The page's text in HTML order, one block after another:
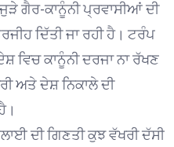
ਗੈਰ-ਕਾਨੂੰਨੀ ਪ੍ਰਵਾਸੀਆਂ ਦੀ
ਦਿੱਤੀ ਜਾ ਰਹੀ ਹੈ। ਟਰੰਪ
ਵਿਚ ਕਾਨੂੰਨੀ ਦਰਜਾ ਨਾ ਰੱਖਣ
ਅਤੇ ਦੇਸ਼ ਨਿਕਾਲੇ ਦੀ
ਦੀ ਗਿਣਤੀ ਕੁਝ ਵੱਖਰੀ ਦੱਸੀ